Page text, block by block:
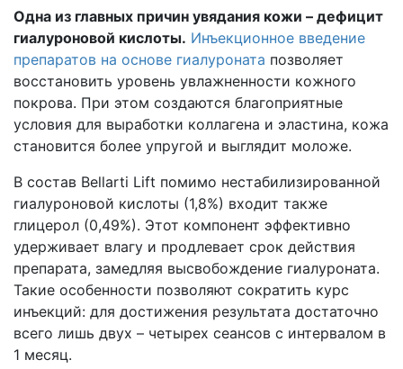
Одна из главных причин увядания кожи – дефицит
гиалуроновой кислоты. Инъекционное введение
препаратов на основе гиалуроната позволяет
восстановить уровень увлажненности кожного
покрова. При этом создаются благоприятные
условия для выработки коллагена и эластина, кожа
становится более упругой и выглядит моложе.
В состав Bellarti Lift помимо нестабилизированной
гиалуроновой кислоты (1,8%) входит также
глицерол (0,49%). Этот компонент эффективно
удерживает влагу и продлевает срок действия
препарата, замедляя высвобождение гиалуроната.
Такие особенности позволяют сократить курс
инъекций: для достижения результата достаточно
всего лишь двух – четырех сеансов с интервалом в
1 месяц.